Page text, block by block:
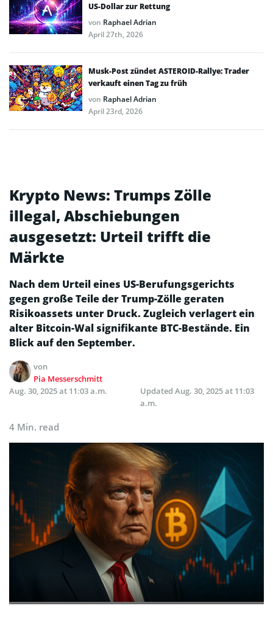
US-Dollar zur Rettung
von Raphael Adrian
April 27th, 2026
Musk-Post zündet ASTEROID-Rallye: Trader
verkauft einen Tag zu früh
von Raphael Adrian
April 23rd, 2026
Krypto News: Trumps Zölle
illegal, Abschiebungen
ausgesetzt: Urteil trifft die
Märkte
Nach dem Urteil eines US-Berufungsgerichts
gegen große Teile der Trump-Zölle geraten
Risikoassets unter Druck. Zugleich verlagert ein
alter Bitcoin-Wal signifikante BTC-Bestände. Ein
Blick auf den September.
von
Pia Messerschmitt
Aug. 30, 2025 at 11:03 a.m.
Updated Aug. 30, 2025 at 11:03
a.m.
4 Min. read